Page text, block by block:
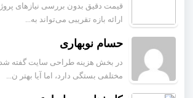
قیمت دقیق بدون بررسی نیازهای
ارائه بازه تقریبی می‌تواند به...
حسام نوبهاری
در بخش هزینه طراحی سایت گفته
مختلفی بستگی دارد، اما آیا بهتر ن...